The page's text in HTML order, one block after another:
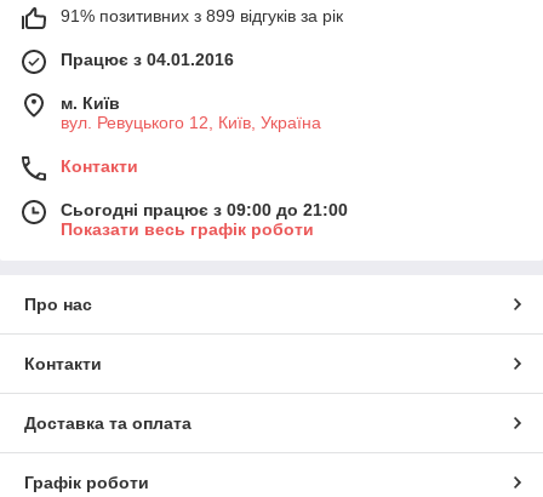
91% позитивних з 899 відгуків за рік
Працює з 04.01.2016
м. Київ
вул. Ревуцького 12, Київ, Україна
Контакти
Сьогодні працює з 09:00 до 21:00
Показати весь графік роботи
Про нас
Контакти
Доставка та оплата
Графік роботи